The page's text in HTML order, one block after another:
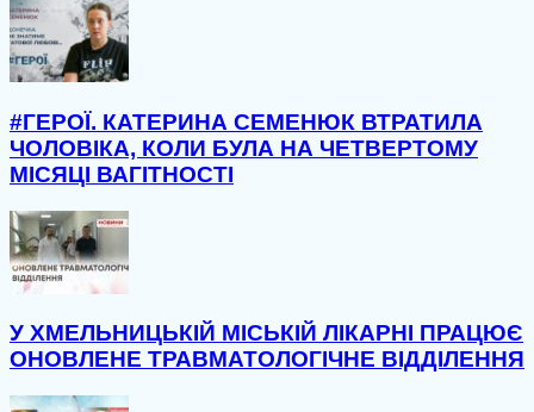
#ГЕРОЇ. КАТЕРИНА СЕМЕНЮК ВТРАТИЛА
ЧОЛОВІКА, КОЛИ БУЛА НА ЧЕТВЕРТОМУ
МІСЯЦІ ВАГІТНОСТІ
У ХМЕЛЬНИЦЬКІЙ МІСЬКІЙ ЛІКАРНІ ПРАЦЮЄ
ОНОВЛЕНЕ ТРАВМАТОЛОГІЧНЕ ВІДДІЛЕННЯ